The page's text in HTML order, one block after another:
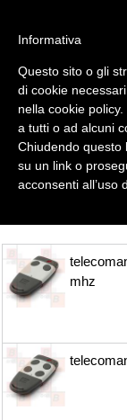
TELECOMANDI
mhz
Informativa
Questo sito o gli
di cookie
nella cookie
a tutti o ad alcuni
Chiudendo questo
su un link o
acconsenti all’uso